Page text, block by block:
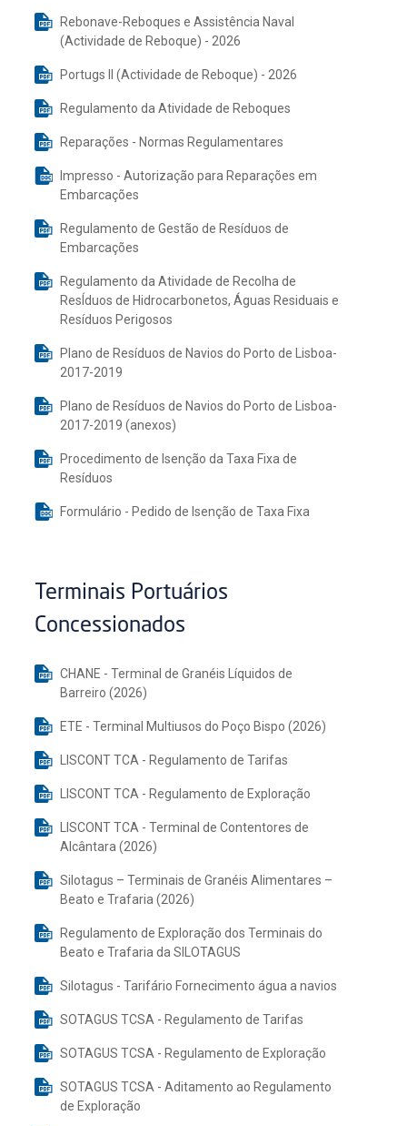
Rebonave-Reboques e Assistência Naval
(Actividade de Reboque) - 2026
Portugs II (Actividade de Reboque) - 2026
Regulamento da Atividade de Reboques
Reparações - Normas Regulamentares
Impresso - Autorização para Reparações em
Embarcações
Regulamento de Gestão de Resíduos de
Embarcações
Regulamento da Atividade de Recolha de
ResÍduos de Hidrocarbonetos, Águas Residuais e
Resíduos Perigosos
Plano de Resíduos de Navios do Porto de Lisboa-
2017-2019
Plano de Resíduos de Navios do Porto de Lisboa-
2017-2019 (anexos)
Procedimento de Isenção da Taxa Fixa de
Resíduos
Formulário - Pedido de Isenção de Taxa Fixa
Terminais Portuários
Concessionados
CHANE - Terminal de Granéis Líquidos de
Barreiro (2026)
ETE - Terminal Multiusos do Poço Bispo (2026)
LISCONT TCA - Regulamento de Tarifas
LISCONT TCA - Regulamento de Exploração
LISCONT TCA - Terminal de Contentores de
Alcântara (2026)
Silotagus – Terminais de Granéis Alimentares –
Beato e Trafaria (2026)
Regulamento de Exploração dos Terminais do
Beato e Trafaria da SILOTAGUS
Silotagus - Tarifário Fornecimento água a navios
SOTAGUS TCSA - Regulamento de Tarifas
SOTAGUS TCSA - Regulamento de Exploração
SOTAGUS TCSA - Aditamento ao Regulamento
de Exploração